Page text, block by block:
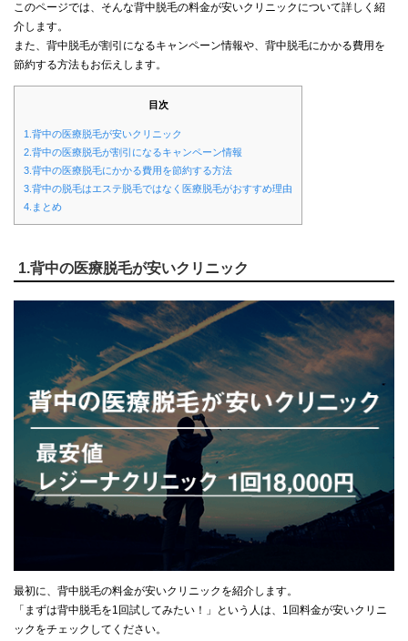
このページでは、そんな背中脱毛の料金が安いクリニックについて詳しく紹
介します。
また、背中脱毛が割引になるキャンペーン情報や、背中脱毛にかかる費用を
節約する方法もお伝えします。
目次
1.背中の医療脱毛が安いクリニック
2.背中の医療脱毛が割引になるキャンペーン情報
3.背中の医療脱毛にかかる費用を節約する方法
3.背中の脱毛はエステ脱毛ではなく医療脱毛がおすすめ理由
4.まとめ
1.背中の医療脱毛が安いクリニック
最初に、背中脱毛の料金が安いクリニックを紹介します。
「まずは背中脱毛を1回試してみたい！」という人は、1回料金が安いクリニ
ックをチェックしてください。